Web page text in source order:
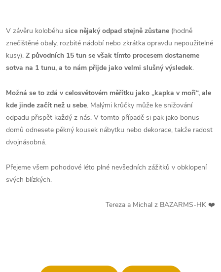
V závěru koloběhu sice nějaký odpad stejně zůstane (hodně
znečištěné obaly, rozbité nádobí nebo zkrátka opravdu nepoužitelné
kusy). Z původních 15 tun se však tímto procesem dostaneme
sotva na 1 tunu, a to nám přijde jako velmi slušný výsledek.
Možná se to zdá v celosvětovém měřítku jako „kapka v moři“, ale
kde jinde začít než u sebe. Malými krůčky může ke snižování
odpadu přispět každý z nás. V tomto případě si pak jako bonus
domů odnesete pěkný kousek nábytku nebo dekorace, takže radost
dvojnásobná.
Přejeme všem pohodové léto plné nevšedních zážitků v obklopení
svých blízkých.
Tereza a Michal z BAZARMS-HK ❤️